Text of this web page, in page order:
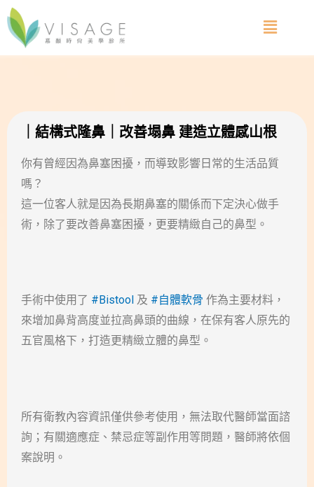
｜結構式隆鼻｜改善塌鼻 建造立體感山根
你有曾經因為鼻塞困擾，而導致影響日常的生活品質
嗎？
這一位客人就是因為長期鼻塞的關係而下定決心做手
術，除了要改善鼻塞困擾，更要精緻自己的鼻型。
手術中使用了 #Bistool 及 #自體軟骨 作為主要材料，
來增加鼻背高度並拉高鼻頭的曲線，在保有客人原先的
五官風格下，打造更精緻立體的鼻型。
所有衛教內容資訊僅供參考使用，無法取代醫師當面諮
詢；有關適應症、禁忌症等副作用等問題，醫師將依個
案說明。